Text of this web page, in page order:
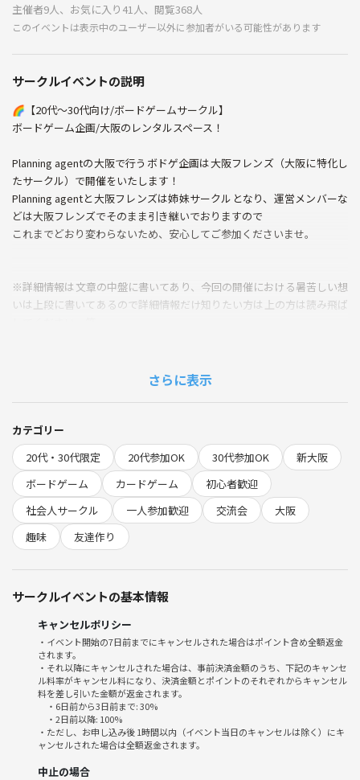
主催者9人、お気に入り41人、閲覧368人
このイベントは表示中のユーザー以外に参加者がいる可能性があります
サークルイベントの説明
🌈【20代〜30代向け/ボードゲームサークル】
ボードゲーム企画/大阪のレンタルスペース！
Planning agentの大阪で行うボドゲ企画は大阪フレンズ（大阪に特化し
たサークル）で開催をいたします！
Planning agentと大阪フレンズは姉妹サークルとなり、運営メンバーな
どは大阪フレンズでそのまま引き継いでおりますので
これまでどおり変わらないため、安心してご参加くださいませ。
※詳細情報は文章の中盤に書いてあり、今回の開催における暑苦しい想
いは上段に書いてあるので詳細情報だけ知りたい方は上の方は読み飛ば
加・退出あり！
JR線・新大阪駅 東口より徒歩3分
◾️Plannning agentグループとは！？
Plannning agentは東京をメインに活動している社会人サークルです！
主に20代〜30代の方々を対象に企画の運営をしておりつなげーと登録者
数は
3800人以上のサークルです。
◾️今回の特別企画の経緯と想い
東京でイベントを行った際にわざわざ大阪や京都からお越しいただき
（観光ついでにサークルに参加いただいた方々から）大阪にも
こういったサークルを作って欲しいというお声をいただいておりまし
しかし、なんといっても遠いという理由でずっと開催ができずにおりま
したが前回の大阪の開催で仲間ができて代表の代わりに担当者を見つけ
ることができましたので1ヶ月に1回〜2回くらいは開催できるかもしれ
ません。
さらに表示
カテゴリー
20代・30代限定
20代参加OK 30代参加OK
新大阪
ボードゲーム
カードゲーム
初心者歓迎
社会人サークル
一人参加歓迎 交流会
大阪
趣味
友達作り
サークルイベントの基本情報
キャンセルポリシー
・イベント開始の7日前までにキャンセルされた場合はポイント含め全額返金
されます。
・それ以降にキャンセルされた場合は、事前決済金額のうち、下記のキャンセ
ル料率がキャンセル料になり、決済金額とポイントのそれぞれからキャンセル
料を差し引いた金額が返金されます。
・6日前から3日前まで: 30%
・2日前以降: 100%
・ただし、お申し込み後 1時間以内（イベント当日のキャンセルは除く）にキ
ャンセルされた場合は全額返金されます。
中止の場合